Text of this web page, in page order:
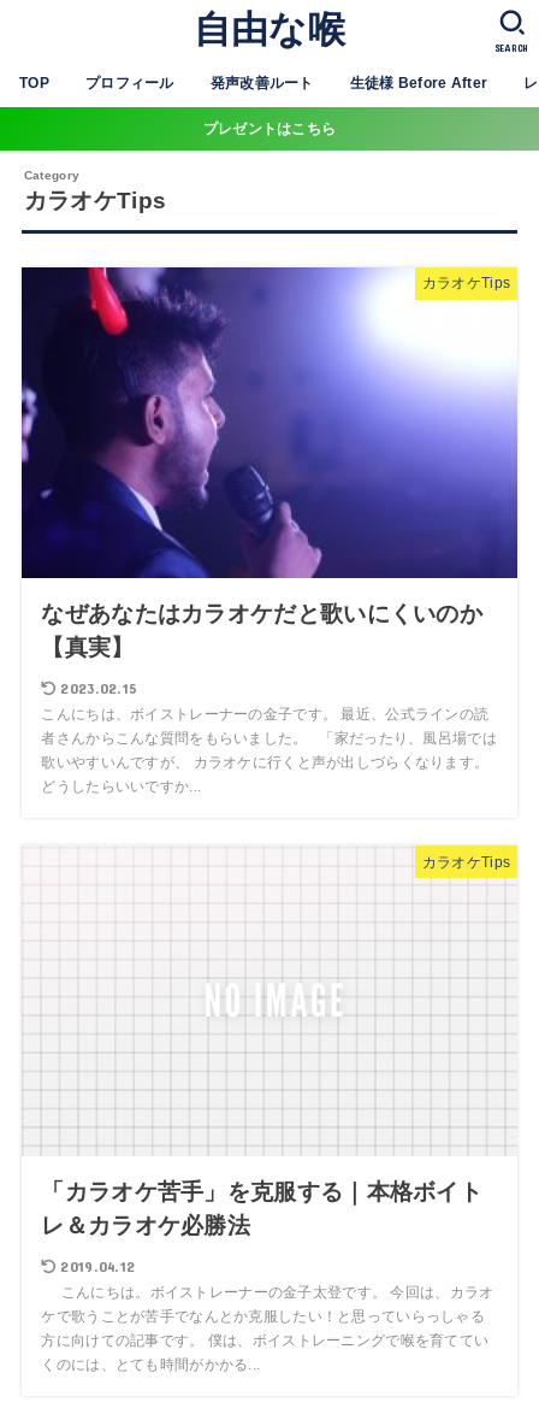
自由な喉
TOP プロフィール 発声改善ルート 生徒様 Before After
SEARCH
プレゼントはこちら
カラオケTips
カラオケTips
なぜあなたはカラオケだと歌いにくいのか
【真実】
2023.02.15
こんにちは、ボイストレーナーの金子です。 最近、公式ラインの読
者さんからこんな質問をもらいました。 「家だったり、風呂場では
歌いやすいんですが、 カラオケに行くと声が出しづらくなります。
どうしたらいいですか...
カラオケTips
「カラオケ苦手」を克服する｜本格ボイト
レ＆カラオケ必勝法
2019.04.12
こんにちは。ボイストレーナーの金子太登です。 今回は、カラオ
ケで歌うことが苦手でなんとか克服したい！と思っていらっしゃる
方に向けての記事です。 僕は、ボイストレーニングで喉を育ててい
くのには、とても時間がかかる...